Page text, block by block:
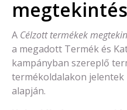
A Célzott termékek
a megadott Termék és
kampányban szereplő
termékoldalakon jelentek
alapján.